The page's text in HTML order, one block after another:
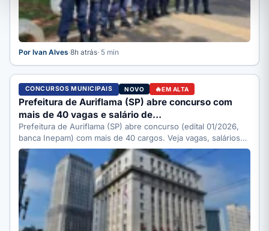
Por Ivan Alves·8h atrás· 5 min
CONCURSOS MUNICIPAIS NOVO EM ALTA
Prefeitura de Auriflama (SP) abre concurso com
mais de 40 vagas e salário de…
Prefeitura de Auriflama (SP) abre concurso (edital 01/2026,
banca Inepam) com mais de 40 cargos. Veja vagas, salários…